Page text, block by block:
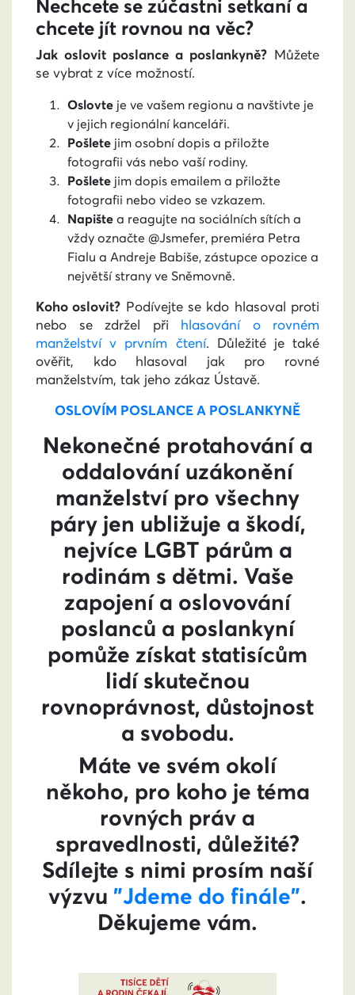
Nechcete se zúčastni setkaní a
chcete jít rovnou na věc?
Jak oslovitposlance a poslankyně? Můžete
se vybrat z více možností.
Oslovte je ve vašem regionu a navštivte je
v jejich regionální kanceláři.
Pošlete jim osobní dopis a přiložte
fotografii vás nebo vaší rodiny.
Pošlete jim dopis emailem a přiložte
fotografii nebo video se vzkazem.
Napište a reagujte na sociálních sítích a
vždy označte @Jsmefer, premiéra Petra
Fialu a Andreje Babiše, zástupce opozice a
největší strany ve Sněmovně.
Koho oslovit? Podívejte se kdo hlasoval proti
nebo se zdržel při hlasování o rovném
manželství v prvním čtení. Důležité je také
ověřit, kdo hlasoval jak pro rovné
manželstvím, tak jeho zákaz Ústavě.
OSLOVÍM POSLANCE A POSLANKYNĚ
Nekonečné protahování a
oddalování uzákonění
manželství pro všechny
páry jen ubližuje a škodí,
nejvíce LGBT párům a
rodinám s dětmi. Vaše
zapojení a oslovování
poslanců a poslankyní
pomůže získat statisícům
lidí skutečnou
rovnoprávnost, důstojnost
a svobodu.
Máte ve svém okolí
někoho, pro koho je téma
rovných práv a
spravedlnosti, důležité?
Sdílejte s nimi prosím naší
výzvu "Jdeme do finále".
Děkujeme vám.